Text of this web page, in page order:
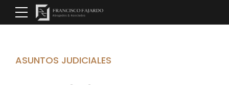
ASUNTOS JUDICIALES